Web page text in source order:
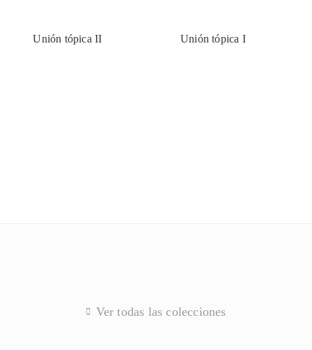
Unión tópica II Unión tópica I
Ver todas las colecciones